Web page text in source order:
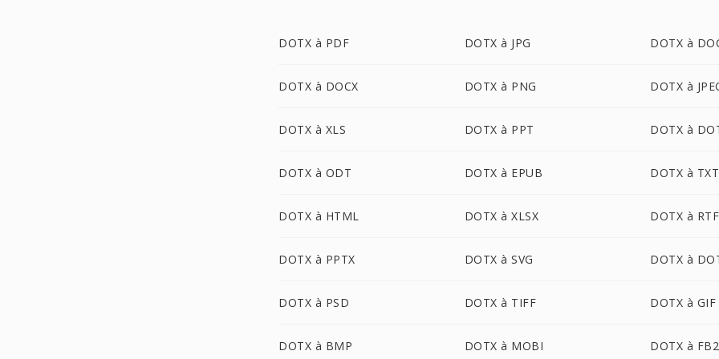
DOTX à PDF DOTX à JPG DOTX à
DOTX à DOCX DOTX à PNG DOTX à
DOTX à XLS DOTX à PPT DOTX à
DOTX à ODT DOTX à EPUB DOTX à TXT
DOTX à HTML DOTX à XLSX DOTX à RTF
DOTX à PPTX DOTX à SVG DOTX à
DOTX à PSD DOTX à TIFF DOTX à GIF
DOTX à BMP DOTX à MOBI DOTX à FB2